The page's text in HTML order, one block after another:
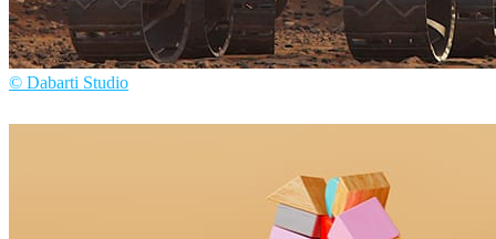
© Dabarti Studio